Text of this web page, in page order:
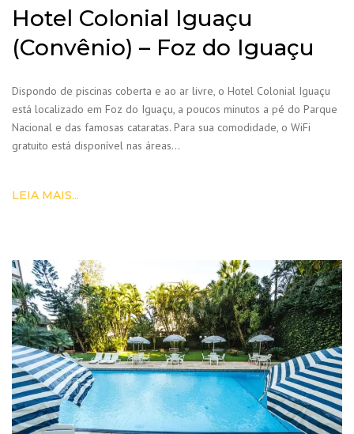
Hotel Colonial Iguaçu
(Convênio) – Foz do Iguaçu
Dispondo de piscinas coberta e ao ar livre, o Hotel Colonial Iguaçu
está localizado em Foz do Iguaçu, a poucos minutos a pé do Parque
Nacional e das famosas cataratas. Para sua comodidade, o WiFi
gratuito está disponível nas áreas…
LEIA MAIS...